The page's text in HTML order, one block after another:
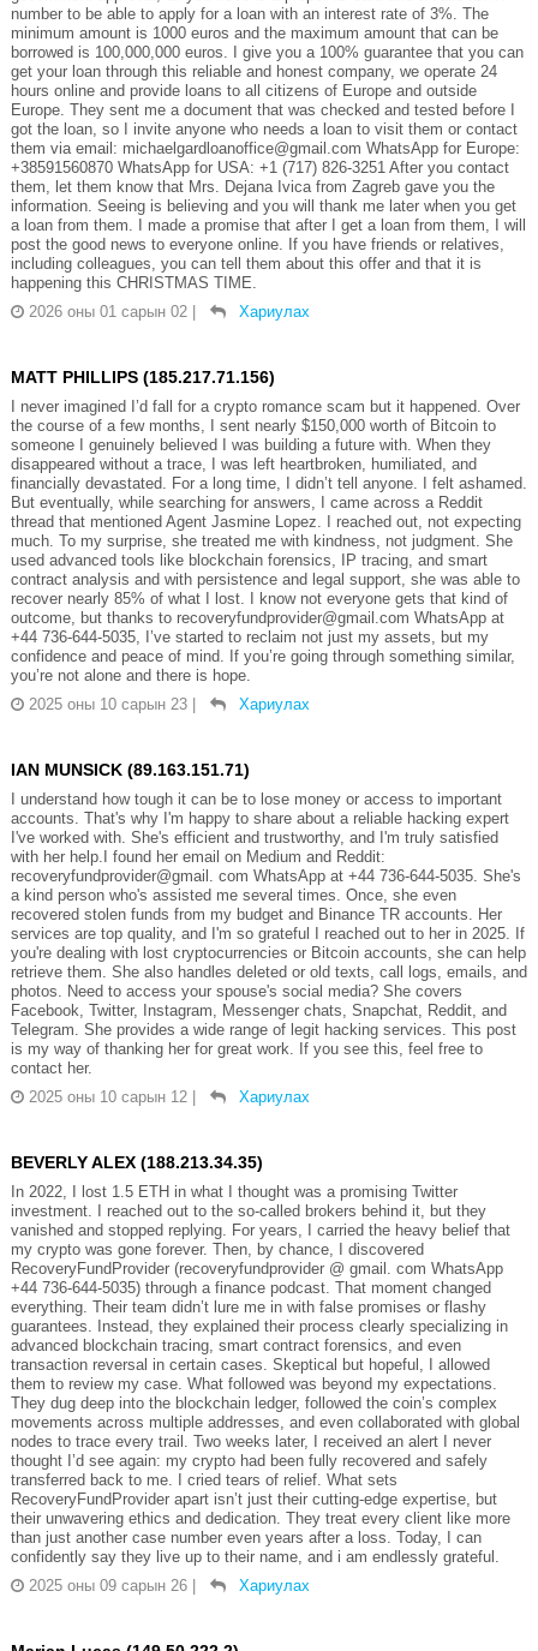
number to be able to apply for a loan with an interest rate of 3%. The
minimum amount is 1000 euros and the maximum amount that can be
borrowed is 100,000,000 euros. I give you a 100% guarantee that you can
get your loan through this reliable and honest company, we operate 24
hours online and provide loans to all citizens of Europe and outside
Europe. They sent me a document that was checked and tested before I
got the loan, so I invite anyone who needs a loan to visit them or contact
them via email: michaelgardloanoffice@gmail.com WhatsApp for Europe:
+38591560870 WhatsApp for USA: +1 (717) 826-3251 After you contact
them, let them know that Mrs. Dejana Ivica from Zagreb gave you the
information. Seeing is believing and you will thank me later when you get
a loan from them. I made a promise that after I get a loan from them, I will
post the good news to everyone online. If you have friends or relatives,
including colleagues, you can tell them about this offer and that it is
happening this CHRISTMAS TIME.
2026 оны 01 сарын 02
Хариулах
MATT PHILLIPS (185.217.71.156)
I never imagined I’d fall for a crypto romance scam but it happened. Over
the course of a few months, I sent nearly $150,000 worth of Bitcoin to
someone I genuinely believed I was building a future with. When they
disappeared without a trace, I was left heartbroken, humiliated, and
financially devastated. For a long time, I didn’t tell anyone. I felt ashamed.
But eventually, while searching for answers, I came across a Reddit
thread that mentioned Agent Jasmine Lopez. I reached out, not expecting
much. To my surprise, she treated me with kindness, not judgment. She
used advanced tools like blockchain forensics, IP tracing, and smart
contract analysis and with persistence and legal support, she was able to
recover nearly 85% of what I lost. I know not everyone gets that kind of
outcome, but thanks to recoveryfundprovider@gmail.com WhatsApp at
+44 736-644-5035, I’ve started to reclaim not just my assets, but my
confidence and peace of mind. If you’re going through something similar,
you’re not alone and there is hope.
2025 оны 10 сарын 23
Хариулах
IAN MUNSICK (89.163.151.71)
I understand how tough it can be to lose money or access to important
accounts. That's why I'm happy to share about a reliable hacking expert
I've worked with. She's efficient and trustworthy, and I'm truly satisfied
with her help.I found her email on Medium and Reddit:
recoveryfundprovider@gmail. com WhatsApp at +44 736-644-5035. She's
a kind person who's assisted me several times. Once, she even
recovered stolen funds from my budget and Binance TR accounts. Her
services are top quality, and I'm so grateful I reached out to her in 2025. If
you're dealing with lost cryptocurrencies or Bitcoin accounts, she can help
retrieve them. She also handles deleted or old texts, call logs, emails, and
photos. Need to access your spouse's social media? She covers
Facebook, Twitter, Instagram, Messenger chats, Snapchat, Reddit, and
Telegram. She provides a wide range of legit hacking services. This post
is my way of thanking her for great work. If you see this, feel free to
contact her.
2025 оны 10 сарын 12
Хариулах
BEVERLY ALEX (188.213.34.35)
In 2022, I lost 1.5 ETH in what I thought was a promising Twitter
investment. I reached out to the so-called brokers behind it, but they
vanished and stopped replying. For years, I carried the heavy belief that
my crypto was gone forever. Then, by chance, I discovered
RecoveryFundProvider (recoveryfundprovider @ gmail. com WhatsApp
+44 736-644-5035) through a finance podcast. That moment changed
everything. Their team didn’t lure me in with false promises or flashy
guarantees. Instead, they explained their process clearly specializing in
advanced blockchain tracing, smart contract forensics, and even
transaction reversal in certain cases. Skeptical but hopeful, I allowed
them to review my case. What followed was beyond my expectations.
They dug deep into the blockchain ledger, followed the coin’s complex
movements across multiple addresses, and even collaborated with global
nodes to trace every trail. Two weeks later, I received an alert I never
thought I’d see again: my crypto had been fully recovered and safely
transferred back to me. I cried tears of relief. What sets
RecoveryFundProvider apart isn’t just their cutting-edge expertise, but
their unwavering ethics and dedication. They treat every client like more
than just another case number even years after a loss. Today, I can
confidently say they live up to their name, and i am endlessly grateful.
2025 оны 09 сарын 26
Хариулах